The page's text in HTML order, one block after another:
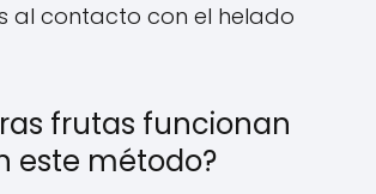
al contacto con el helado
frutas funcionan
este método?